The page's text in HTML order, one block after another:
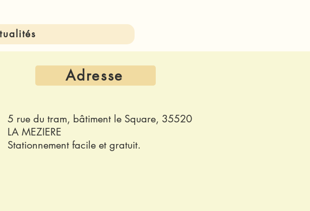
Adresse
5 rue du tram, bâtiment le Square, 35520
LA MEZIERE
Stationnement facile et gratuit.